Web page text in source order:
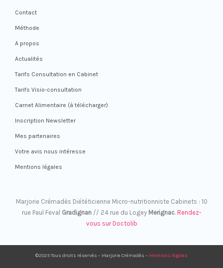
Contact
Méthode
A propos
Actualités
Tarifs Consultation en Cabinet
Tarifs Visio-consultation
Carnet Alimentaire (à télécharger)
Inscription Newsletter
Mes partenaires
Votre avis nous intéresse
Mentions légales
Marjorie Crémadès Diététicienne Micro-nutritionniste Cabinets : 10
rue Paul Feval Gradignan// 24 rue du Logey Merignac. Rendez-
vous sur Doctolib
©2025 Tous droits réservés – Marjorie Crémadès – Mentions légales